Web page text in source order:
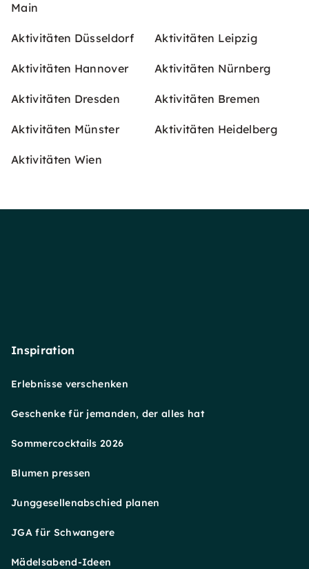
Main
Aktivitäten Düsseldorf Aktivitäten Leipzig
Aktivitäten Hannover Aktivitäten Nürnberg
Aktivitäten Dresden Aktivitäten Bremen
Aktivitäten Münster Aktivitäten Heidelberg
Aktivitäten Wien
Inspiration
Erlebnisse verschenken
Geschenke für jemanden, der alles hat
Sommercocktails 2026
Blumen pressen
Junggesellenabschied planen
JGA für Schwangere
Mädelsabend-Ideen